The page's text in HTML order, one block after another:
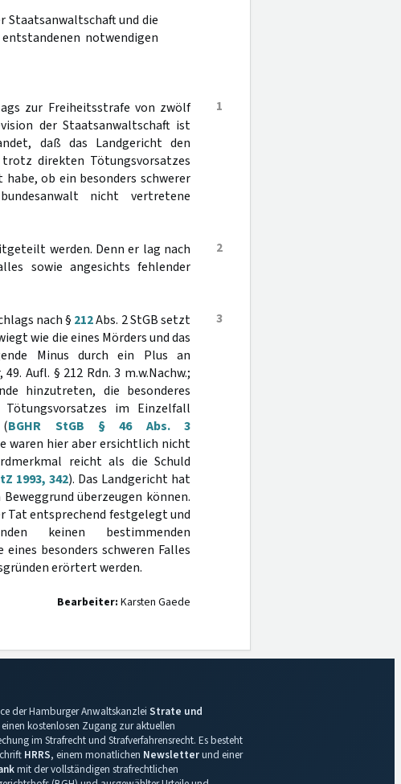
Staatsanwaltschaft und die
notwendigen
1
zur Freiheitsstrafe von zwölf
der Staatsanwaltschaft ist
daß das Landgericht den
direkten Tötungsvorsatzes
ob ein besonders schwerer
nicht vertretene
2
werden. Denn er lag nach
sowie angesichts fehlender
3
nach § 212Abs. 2 StGB setzt
wie die eines Mörders und das
Minus durch ein Plus an
Aufl. § 212 Rdn. 3 m.w.Nachw.;
hinzutreten, die besonderes
im Einzelfall
BGHR StGB § 46 Abs. 3
waren hier aber ersichtlich nicht
reicht als die Schuld
1993, 342). Das Landgericht hat
überzeugen können.
Tat entsprechend festgelegt und
keinen bestimmenden
besonders schweren Falles
erörtert werden.
Bearbeiter: Karsten Gaede
der Hamburger Anwaltskanzlei Strate und
kostenlosen Zugang zur aktuellen
im Strafrecht und Strafverfahrensrecht. Es besteht
HRRS, einem monatlichen Newsletterund einer
mit der vollständigen strafrechtlichen